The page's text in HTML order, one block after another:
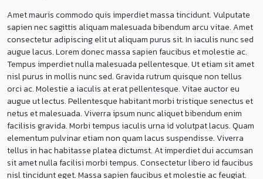
Amet mauris commodo quis imperdiet massa tincidunt. Vulputate
sapien nec sagittis aliquam malesuada bibendum arcu vitae. Amet
consectetur adipiscing elit ut aliquam purus sit. In iaculis nunc sed
augue lacus. Lorem donec massa sapien faucibus et molestie ac.
Tempus imperdiet nulla malesuada pellentesque. Ut etiam sit amet
nisl purus in mollis nunc sed. Gravida rutrum quisque non tellus
orci ac. Molestie a iaculis at erat pellentesque. Vitae auctor eu
augue ut lectus. Pellentesque habitant morbi tristique senectus et
netus et malesuada. Viverra ipsum nunc aliquet bibendum enim
facilisis gravida. Morbi tempus iaculis urna id volutpat lacus. Quam
elementum pulvinar etiam non quam lacus suspendisse. Viverra
tellus in hac habitasse platea dictumst. At imperdiet dui accumsan
sit amet nulla facilisi morbi tempus. Consectetur libero id faucibus
nisl tincidunt eget. Massa sapien faucibus et molestie ac feugiat.